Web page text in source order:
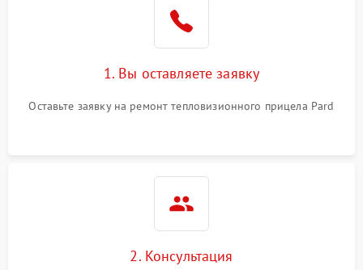
1. Вы оставляете заявку
Оставьте заявку на ремонт тепловизионного прицела Pard
2. Консультация